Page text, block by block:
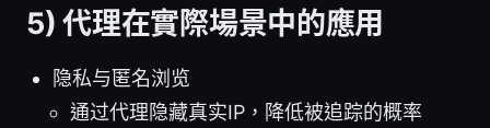
5) 代理在實際場景中的應用
隐私与匿名浏览
通过代理隐藏真实IP，降低被追踪的概率